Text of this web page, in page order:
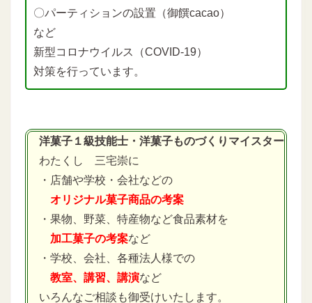
〇パーティションの設置（御饌cacao）
など
新型コロナウイルス（COVID-19）
対策を行っています。
洋菓子１級技能士・洋菓子ものづくりマイスター
わたくし 三宅崇に
・店舗や学校・会社などの
オリジナル菓子商品の考案
・果物、野菜、特産物など食品素材を
加工菓子の考案など
・学校、会社、各種法人様での
教室、講習、講演など
いろんなご相談も御受けいたします。